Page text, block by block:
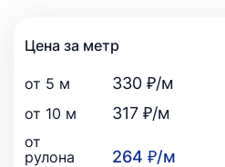
Цена за метр
от 5 м 330 ₽/м
от 10 м 317 ₽/м
от
рулона
264 ₽/м